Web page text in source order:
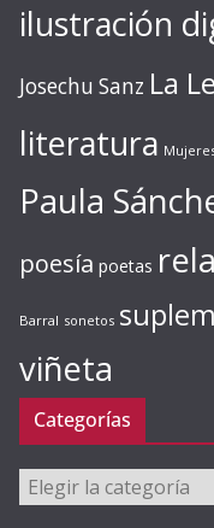
ilustración
Josechu Sanz La
literatura
Paula
poesía poetas
Barral sonetos
viñeta
Categorías
Categorías